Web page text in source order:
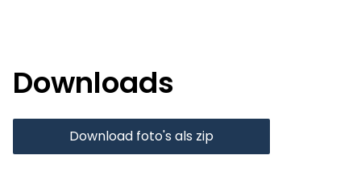
Downloads
Download foto's als zip